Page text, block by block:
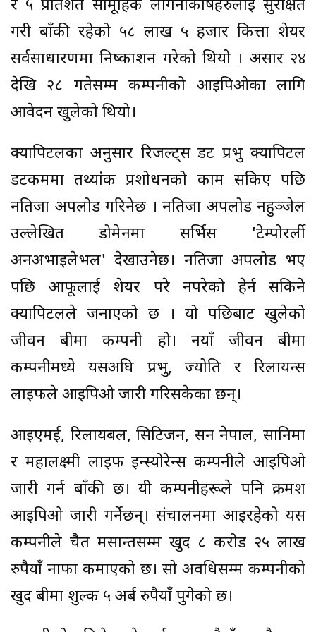
र ५ प्रतिशत सामूहिक लागनीकोषहरुलाई सुरक्षित
गरी बाँकी रहेको ५८ लाख ५ हजार कित्ता शेयर
सर्वसाधारणमा निष्काशन गरेको थियो । असार २४
देखि २८ गतेसम्म कम्पनीको आइपिओका लागि
आवेदन खुलेको थियो।
क्यापिटलका अनुसार रिजल्ट्स डट प्रभु क्यापिटल
डटकममा तथ्यांक प्रशोधनको काम सकिए पछि
नतिजा अपलोड गरिनेछ । नतिजा अपलोड नहुञ्जेल
उल्लेखित डोमेनमा सर्भिस 'टेम्पोरर्ली
अनअभाइलेभल' देखाउनेछ। नतिजा अपलोड भए
पछि आफूलाई शेयर परे नपरेको हेर्न सकिने
क्यापिटलले जनाएको छ । यो पछिबाट खुलेको
जीवन बीमा कम्पनी हो। नयाँ जीवन बीमा
कम्पनीमध्ये यसअघि प्रभु, ज्योति र रिलायन्स
लाइफले आइपिओ जारी गरिसकेका छन्।
आइएमई, रिलायबल, सिटिजन, सन नेपाल, सानिमा
र महालक्ष्मी लाइफ इन्स्योरेन्स कम्पनीले आइपिओ
जारी गर्न बाँकी छ। यी कम्पनीहरूले पनि क्रमश
आइपिओ जारी गर्नेछन्। संचालनमा आइरहेको यस
कम्पनीले चैत मसान्तसम्म खुद ८ करोड २५ लाख
रुपैयाँ नाफा कमाएको छ। सो अवधिसम्म कम्पनीको
खुद बीमा शुल्क ५ अर्ब रुपैयाँ पुगेको छ।